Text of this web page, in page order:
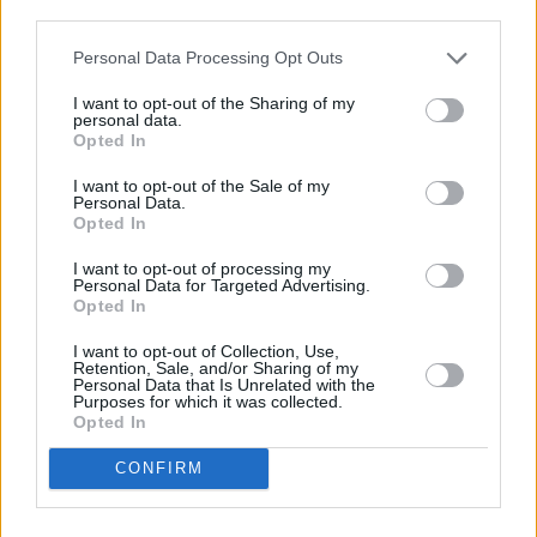
negar su consentimiento. Tenga en cuenta que algún
de su consentimiento, pero usted tiene el derecho de
rechazar tal procesamiento. Sus preferencias se aplicarán
cualquier momento entrando de nuevo en este sitio web o
visitando nuestra política de privacidad.
Personal Data Processing Opt Outs
I want to opt-out of the Sharing of my
personal data.
Opted In
I want to opt-out of the Sale of my
Personal Data.
Opted In
I want to opt-out of processing my
Personal Data for Targeted Advertising.
Opted In
I want to opt-out of Collection, Use,
Retention, Sale, and/or Sharing of my
Personal Data that Is Unrelated with the
Purposes for which it was collected.
Opted In
CONFIRM